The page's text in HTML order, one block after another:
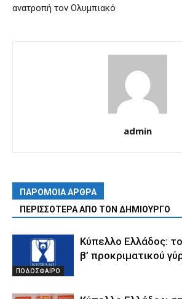
ανατροπή τον Ολυμπιακό
admin
ΠΑΡΟΜΟΙΑ ΑΡΘΡΑ
ΠΕΡΙΣΣΟΤΕΡΑ ΑΠΟ ΤΟΝ ΔΗΜΙΟΥΡΓΟ
ΠΟΔΟΣΦΑΙΡΟ
Κύπελλο Ελλάδος:
β’ προκριματικού